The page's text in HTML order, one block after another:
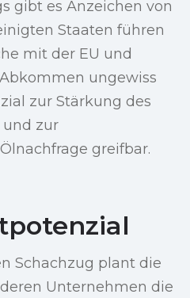
gibt es Anzeichen von
Staaten führen
mit der EU und
ungewiss
zur Stärkung des
zur
greifbar.
Schachzug plant die
Unternehmen die